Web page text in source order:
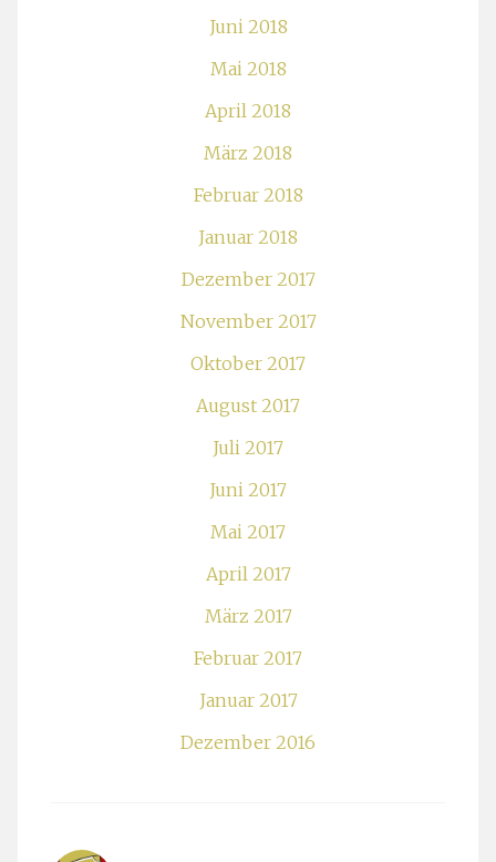
Juni 2018
Mai 2018
April 2018
März 2018
Februar 2018
Januar 2018
Dezember 2017
November 2017
Oktober 2017
August 2017
Juli 2017
Juni 2017
Mai 2017
April 2017
März 2017
Februar 2017
Januar 2017
Dezember 2016